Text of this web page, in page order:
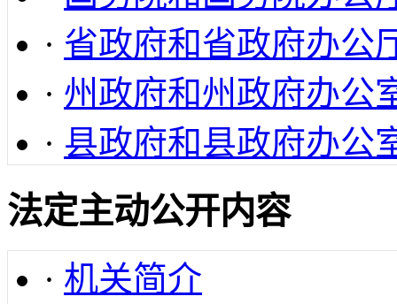
· 省政府和省政府办公
· 州政府和州政府办公
· 县政府和县政府办公
法定主动公开内容
· 机关简介